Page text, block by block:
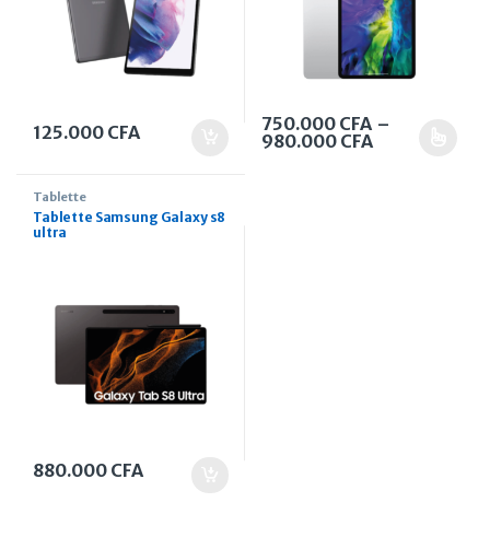
125.000 CFA 750.000 CFA –
980.000 CFAPlage de prix
Ce produit a plusieurs
Tablette
Tablette Samsung Galaxy s8
ultra
880.000 CFA